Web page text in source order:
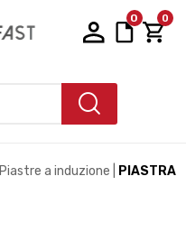
0 0
Piastre a induzione
PIASTRA